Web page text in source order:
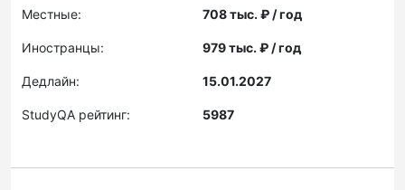
Местные: 708 тыс. ₽ / год
Иностранцы: 979 тыс. ₽ / год
Дедлайн: 15.01.2027
StudyQA рейтинг: 5987